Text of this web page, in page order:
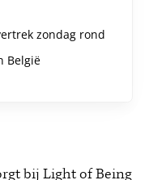
zondag rond
België
bij Light of Being